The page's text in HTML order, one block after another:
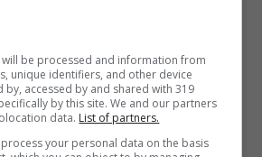
molto bassa per chi s’intende
la curiosità è che le seconde
ovvero quella formate da
con Neri Per Caso, da Fedez
da The Kolors con Sal Da
be processed and information from
unique identifiers, and other device
by, accessed by and shared with 319
by this site. We and our partners
data. List of partners.
your personal data on the basis